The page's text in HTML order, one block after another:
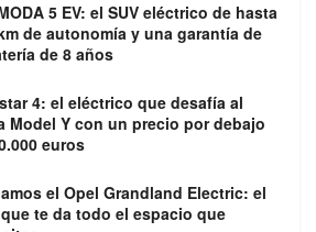
5 EV: el SUV eléctrico de hasta
de autonomía y una garantía de
de 8 años
4: el eléctrico que desafía al
Model Y con un precio por debajo
euros
el Opel Grandland Electric: el
que te da todo el espacio que